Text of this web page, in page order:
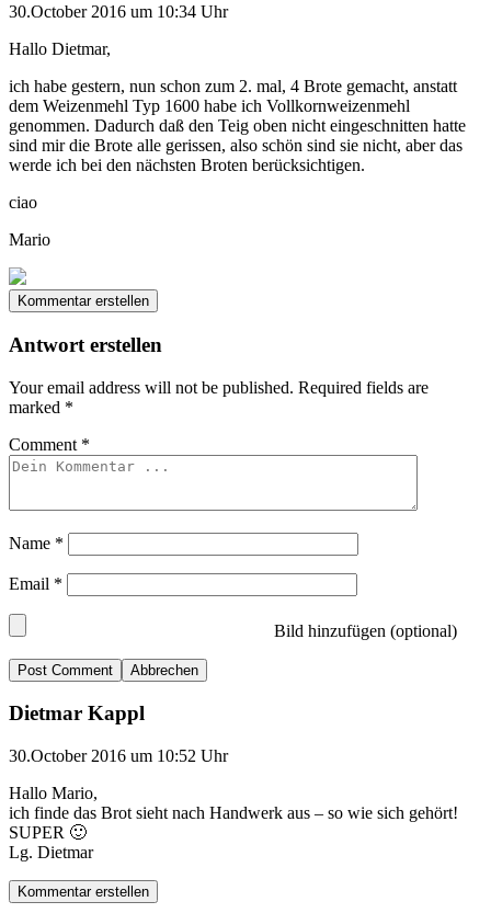
30.October 2016 um 10:34 Uhr
Hallo Dietmar,
ich habe gestern, nun schon zum 2. mal, 4 Brote gemacht, anstatt
dem Weizenmehl Typ 1600 habe ich Vollkornweizenmehl
genommen. Dadurch daß den Teig oben nicht eingeschnitten hatte
sind mir die Brote alle gerissen, also schön sind sie nicht, aber das
werde ich bei den nächsten Broten berücksichtigen.
ciao
Mario
Kommentar erstellen
Antwort erstellen
Your email address will not be published. Required fields are
marked *
Comment *
Name *
Email *
Bild hinzufügen (optional)
Abbrechen
Dietmar Kappl
30.October 2016 um 10:52 Uhr
Hallo Mario,
ich finde das Brot sieht nach Handwerk aus – so wie sich gehört!
SUPER 🙂
Lg. Dietmar
Kommentar erstellen